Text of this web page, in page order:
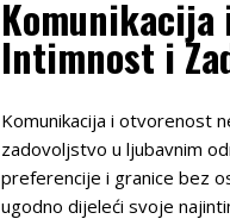
Komunikacija
Intimnost i
Komunikacija i otvorenost
zadovoljstvo u ljubavnim
preferencije i granice bez
ugodno dijeleći svoje